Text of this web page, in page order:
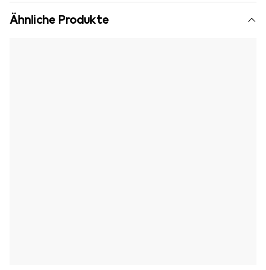
Ähnliche Produkte